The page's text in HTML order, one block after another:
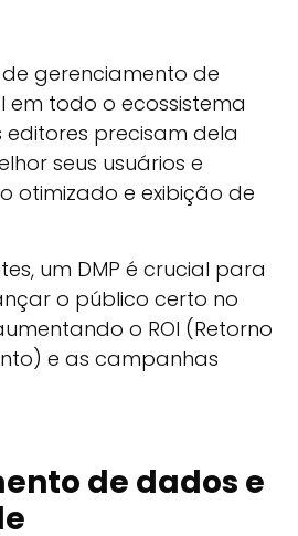
gerenciamento de
em todo o ecossistema
precisam dela
seus usuários e
otimizado e exibição de
um DMP é crucial para
o público certo no
o ROI (Retorno
e as campanhas
de dados e